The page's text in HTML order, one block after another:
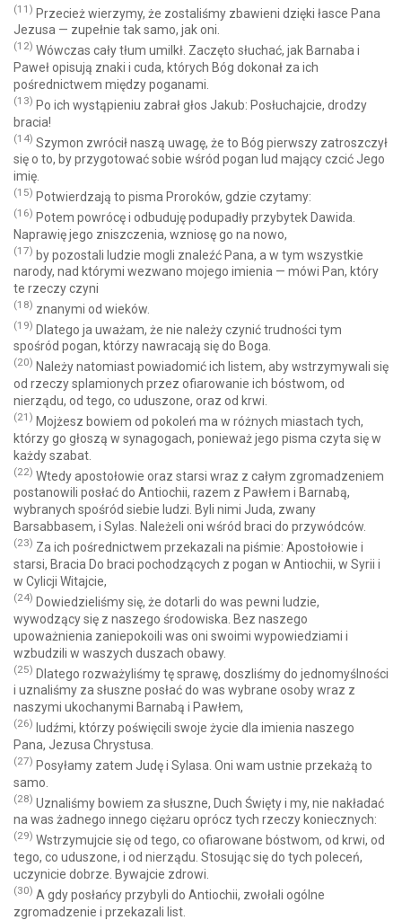
(11) Przecież wierzymy, że zostaliśmy zbawieni dzięki łasce Pana
Jezusa — zupełnie tak samo, jak oni.
(12) Wówczas cały tłum umilkł. Zaczęto słuchać, jak Barnaba i
Paweł opisują znaki i cuda, których Bóg dokonał za ich
pośrednictwem między poganami.
(13) Po ich wystąpieniu zabrał głos Jakub: Posłuchajcie, drodzy
bracia!
(14) Szymon zwrócił naszą uwagę, że to Bóg pierwszy zatroszczył
się o to, by przygotować sobie wśród pogan lud mający czcić Jego
imię.
(15) Potwierdzają to pisma Proroków, gdzie czytamy:
(16) Potem powrócę i odbuduję podupadły przybytek Dawida.
Naprawię jego zniszczenia, wzniosę go na nowo,
(17) by pozostali ludzie mogli znaleźć Pana, a w tym wszystkie
narody, nad którymi wezwano mojego imienia — mówi Pan, który
te rzeczy czyni
(18) znanymi od wieków.
(19) Dlatego ja uważam, że nie należy czynić trudności tym
spośród pogan, którzy nawracają się do Boga.
(20) Należy natomiast powiadomić ich listem, aby wstrzymywali się
od rzeczy splamionych przez ofiarowanie ich bóstwom, od
nierządu, od tego, co uduszone, oraz od krwi.
(21) Mojżesz bowiem od pokoleń ma w różnych miastach tych,
którzy go głoszą w synagogach, ponieważ jego pisma czyta się w
każdy szabat.
(22) Wtedy apostołowie oraz starsi wraz z całym zgromadzeniem
postanowili posłać do Antiochii, razem z Pawłem i Barnabą,
wybranych spośród siebie ludzi. Byli nimi Juda, zwany
Barsabbasem, i Sylas. Należeli oni wśród braci do przywódców.
(23) Za ich pośrednictwem przekazali na piśmie: Apostołowie i
starsi, Bracia Do braci pochodzących z pogan w Antiochii, w Syrii i
w Cylicji Witajcie,
(24) Dowiedzieliśmy się, że dotarli do was pewni ludzie,
wywodzący się z naszego środowiska. Bez naszego
upoważnienia zaniepokoili was oni swoimi wypowiedziami i
wzbudzili w waszych duszach obawy.
(25) Dlatego rozważyliśmy tę sprawę, doszliśmy do jednomyślności
i uznaliśmy za słuszne posłać do was wybrane osoby wraz z
naszymi ukochanymi Barnabą i Pawłem,
(26) ludźmi, którzy poświęcili swoje życie dla imienia naszego
Pana, Jezusa Chrystusa.
(27) Posyłamy zatem Judę i Sylasa. Oni wam ustnie przekażą to
samo.
(28) Uznaliśmy bowiem za słuszne, Duch Święty i my, nie nakładać
na was żadnego innego ciężaru oprócz tych rzeczy koniecznych:
(29) Wstrzymujcie się od tego, co ofiarowane bóstwom, od krwi, od
tego, co uduszone, i od nierządu. Stosując się do tych poleceń,
uczynicie dobrze. Bywajcie zdrowi.
(30) A gdy posłańcy przybyli do Antiochii, zwołali ogólne
zgromadzenie i przekazali list.